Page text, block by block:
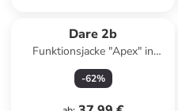
Dare 2b
Funktionsjacke "Apex" in
Dunkelblau
-62%